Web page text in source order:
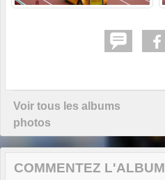
Voir tous les albums
photos
COMMENTEZ L'ALBUM